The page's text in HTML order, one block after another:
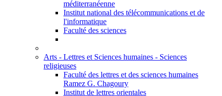
méditerranéenne
Institut national des télécommunications et de
l'informatique
Faculté des sciences
Arts - Lettres et Sciences humaines - Sciences
religieuses
Faculté des lettres et des sciences humaines
Ramez G. Chagoury
Institut de lettres orientales